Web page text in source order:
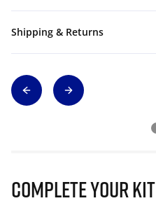
Shipping & Returns
Complete Your Kit